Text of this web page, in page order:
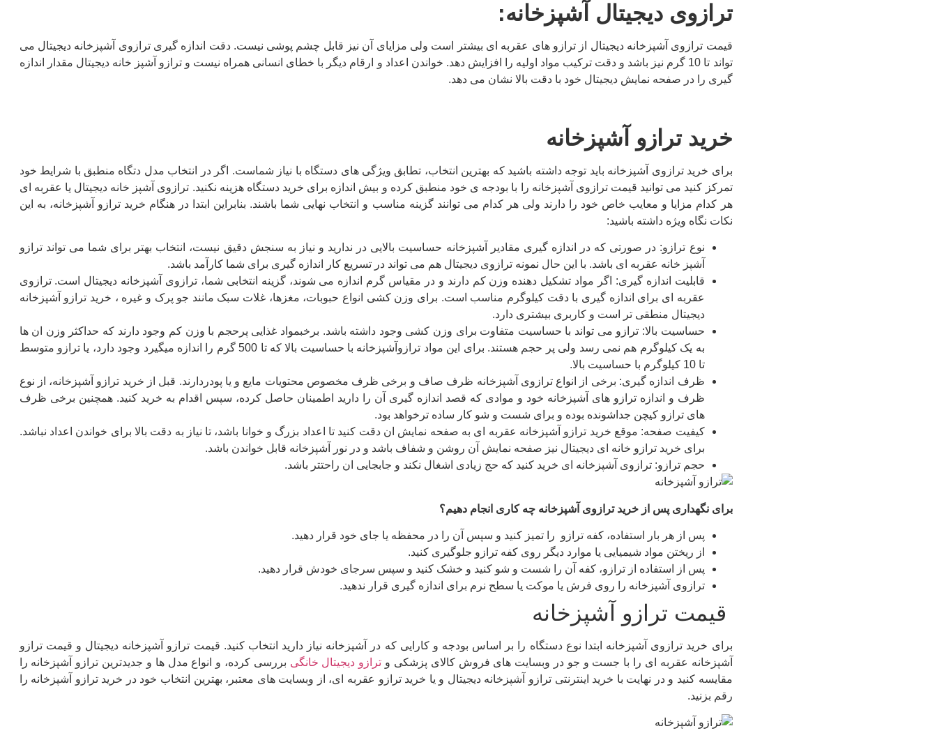
ترازوی دیجیتال آشپزخانه:
قیمت ترازوی آشپزخانه دیجیتال از ترازو های عقربه ای بیشتر است ولی مزایای آن نیز قابل چشم پوشی نیست. دقت اندازه گیری ترازوی آشپزخانه دیجیتال می
تواند تا 10 گرم نیز باشد و دقت ترکیب مواد اولیه را افزایش دهد. خواندن اعداد و ارقام دیگر با خطای انسانی همراه نیست و ترازو آشپز خانه دیجیتال مقدار اندازه
گیری را در صفحه نمایش دیجیتال خود با دقت بالا نشان می دهد.
خرید ترازو آشپزخانه
برای خرید ترازوی آشپزخانه باید توجه داشته باشید که بهترین انتخاب، تطابق ویژگی های دستگاه با نیاز شماست. اگر در انتخاب مدل دتگاه منطبق با شرایط خود
تمرکز کنید می توانید قیمت ترازوی آشپزخانه را با بودجه ی خود منطبق کرده و بیش اندازه برای خرید دستگاه هزینه نکنید. ترازوی آشپز خانه دیجیتال یا عقربه ای
هر کدام مزایا و معایب خاص خود را دارند ولی هر کدام می توانند گزینه مناسب و انتخاب نهایی شما باشند. بنابراین ابتدا در هنگام خرید ترازو آشپزخانه، به این
نکات نگاه ویژه داشته باشید:
نوع ترازو: در صورتی که در اندازه گیری مقادیر آشپزخانه حساسیت بالایی در ندارید و نیاز به سنجش دقیق نیست، انتخاب بهتر برای شما می تواند ترازو
آشپز خانه عقربه ای باشد. با این حال نمونه ترازوی دیجیتال هم می تواند در تسریع کار اندازه گیری برای شما کارآمد باشد.
قابلیت اندازه گیری: اگر مواد تشکیل دهنده وزن کم دارند و در مقیاس گرم اندازه می شوند، گزینه انتخابی شما، ترازوی آشپزخانه دیجیتال است. ترازوی
عقربه ای برای اندازه گیری با دقت کیلوگرم مناسب است. برای وزن کشی انواع حبوبات، مغزها، غلات سبک مانند جو پرک و غیره ، خرید ترازو آشپزخانه
دیجیتال منطقی تر است و کاربری بیشتری دارد.
حساسیت بالا: ترازو می تواند با حساسیت متفاوت برای وزن کشی وجود داشته باشد. برخبمواد غذایی پرحجم با وزن کم وجود دارند که حداکثر وزن ان ها
به یک کیلوگرم هم نمی رسد ولی پر حجم هستند. برای این مواد ترازوآشپزخانه با حساسیت بالا که تا 500 گرم را اندازه میگیرد وجود دارد، یا ترازو متوسط
تا 10 کیلوگرم با حساسیت بالا.
ظرف اندازه گیری: برخی از انواع ترازوی آشپزخانه ظرف صاف و برخی ظرف مخصوص محتویات مایع و یا پودردارند. قبل از خرید ترازو آشپزخانه، از نوع
ظرف و اندازه ترازو های آشپزخانه خود و موادی که قصد اندازه گیری آن را دارید اطمینان حاصل کرده، سپس اقدام به خرید کنید. همچنین برخی ظرف
های ترازو کیچن جداشونده بوده و برای شست و شو کار ساده ترخواهد بود.
کیفیت صفحه: موقع خرید ترازو آشپزخانه عقربه ای به صفحه نمایش ان دقت کنید تا اعداد بزرگ و خوانا باشد، تا نیاز به دقت بالا برای خواندن اعداد نباشد.
برای خرید ترازو خانه ای دیجیتال نیز صفحه نمایش آن روشن و شفاف باشد و در نور آشپزخانه قابل خواندن باشد.
حجم ترازو: ترازوی آشپزخانه ای خرید کنید که حج زیادی اشغال نکند و جابجایی ان راحتتر باشد.
برای نگهداری پس از خرید ترازوی آشپزخانه چه کاری انجام دهیم؟
پس از هر بار استفاده، کفه ترازو را تمیز کنید و سپس آن را در محفظه یا جای خود قرار دهید.
از ریختن مواد شیمیایی یا موارد دیگر روی کفه ترازو جلوگیری کنید.
پس از استفاده از ترازو، کفه آن را شست و شو کنید و خشک کنید و سپس سرجای خودش قرار دهید.
ترازوی آشپزخانه را روی فرش یا موکت یا سطح نرم برای اندازه گیری قرار ندهید.
قیمت ترازو آشپزخانه
برای خرید ترازوی آشپزخانه ابتدا نوع دستگاه را بر اساس بودجه و کارایی که در آشپزخانه نیاز دارید انتخاب کنید. قیمت ترازو آشپزخانه دیجیتال و قیمت ترازو
آشپزخانه عقربه ای را با جست و جو در وبسایت های فروش کالای پزشکی و ترازو دیجیتال خانگی بررسی کرده، و انواع مدل ها و جدیدترین ترازو آشپزخانه را
مقایسه کنید و در نهایت با خرید اینترنتی ترازو آشپزخانه دیجیتال و یا خرید ترازو عقربه ای، از وبسایت های معتبر، بهترین انتخاب خود در خرید ترازو آشپزخانه را
رقم بزنید.